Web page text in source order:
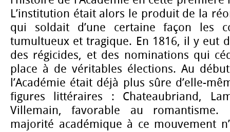
L’institution était alors le produit de la
qui soldait d’une certaine façon les
tumultueux et tragique. En 1816, il y eut
des régicides, et des nominations qui
place à de véritables élections. Au
l’Académie était déjà plus sûre d’elle-
figures littéraires : Chateaubriand,
Villemain, favorable au romantisme.
majorité académique à ce mouvement